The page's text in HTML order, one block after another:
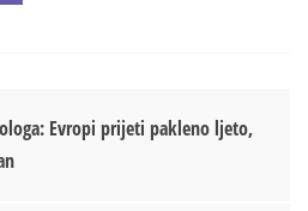
Evropi prijeti pakleno ljeto,